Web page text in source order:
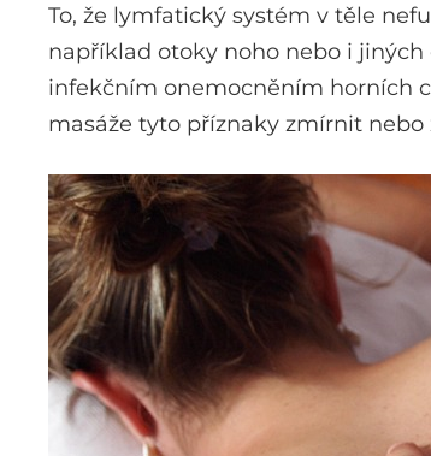
To, že lymfatický systém v těle
například otoky noho nebo i
infekčním onemocněním horních
masáže tyto příznaky zmírnit nebo